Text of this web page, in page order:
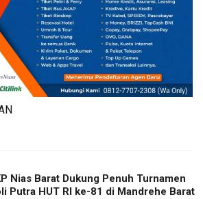
Nias Barat Dukung Penuh Turnamen
Putra HUT RI ke-81 di Mandrehe Barat